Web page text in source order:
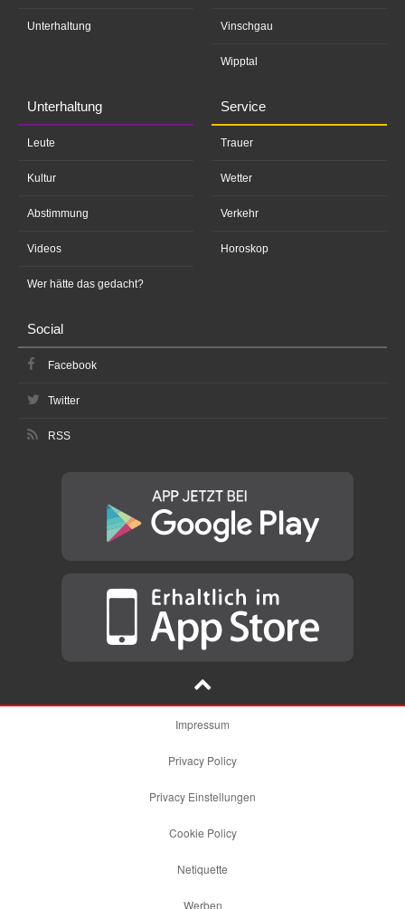
Unterhaltung Vinschgau
Wipptal
Unterhaltung
Leute
Kultur
Abstimmung
Videos
Wer hätte das gedacht?
Service
Trauer
Wetter
Verkehr
Horoskop
Social
Facebook
Twitter
RSS
Impressum
Privacy Policy
Privacy Einstellungen
Cookie Policy
Netiquette
Werben